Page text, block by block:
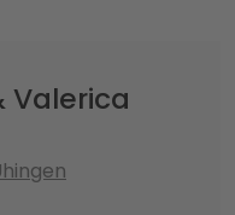
Valerica